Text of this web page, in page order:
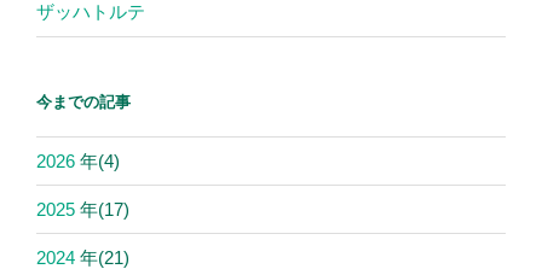
ザッハトルテ
今までの記事
2026 年(4)
2025 年(17)
2024 年(21)